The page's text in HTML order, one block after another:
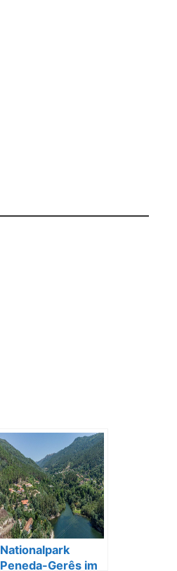
Nationalpark
Peneda-Gerês im